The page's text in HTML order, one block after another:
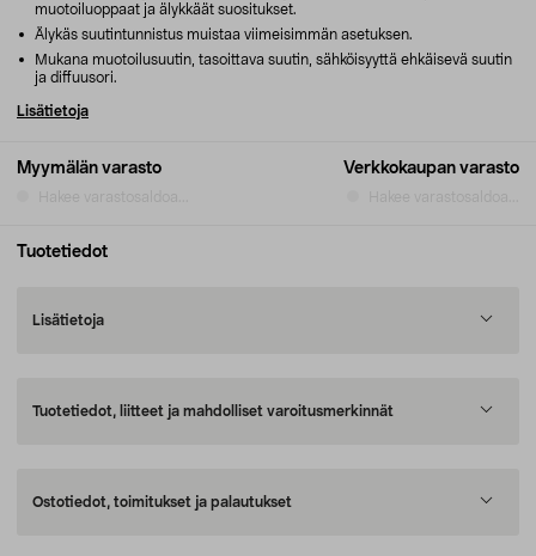
Myymälän varasto Verkkokaupan varasto
muotoiluoppaat ja älykkäät suositukset.
Älykäs suutintunnistus muistaa viimeisimmän asetuksen.
Mukana muotoilusuutin, tasoittava suutin, sähköisyyttä ehkäisevä suutin
ja diffuusori.
Lisätietoja
Tuotetiedot
Lisätietoja
Tuotetiedot, liitteet ja mahdolliset varoitusmerkinnät
Ostotiedot, toimitukset ja palautukset